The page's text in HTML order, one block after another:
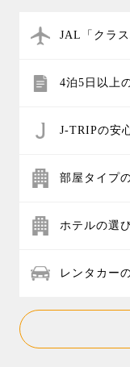
い。
ら、自分だけの温
す。
JAL「クラ
4泊5日以上
J-TRIPの安
部屋タイプ
ホテルの選
レンタカー